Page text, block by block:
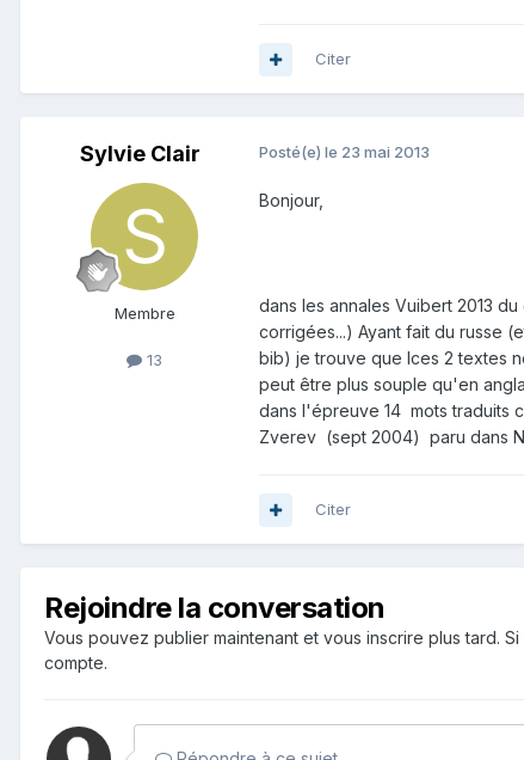
Citer
Sylvie Clair
Membre
13
Posté(e) le 23 mai 2013
Bonjour,
dans les annales Vuibert 2013
corrigées...) Ayant fait du russe
bib) je trouve que lces 2 textes
peut être plus souple qu'en
dans l'épreuve 14 mots traduits
Zverev (sept 2004) paru dans
Citer
Rejoindre la conversation
Vous pouvez publier maintenant et vous inscrire plus tard.
compte.